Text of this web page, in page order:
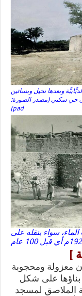
وبعدها نخيل وبساتين
بعد إلى حي سكني (مصدر الصورة:
pad)
سواء بنقله على
]
معزولة ومحجوبة
بناؤها على شكل
الملاصق لمسجد